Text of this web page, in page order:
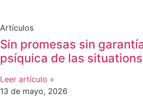
Artículos
Sin promesas sin
psíquica de las
Leer artículo »
13 de mayo, 2026